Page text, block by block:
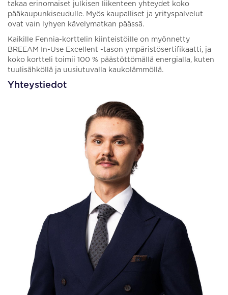
takaa erinomaiset julkisen liikenteen yhteydet koko
pääkaupunkiseudulle. Myös kaupalliset ja yrityspalvelut
ovat vain lyhyen kävelymatkan päässä.
Kaikille Fennia-korttelin kiinteistöille on myönnetty
BREEAM In-Use Excellent -tason ympäristösertifikaatti, ja
koko kortteli toimii 100 % päästöttömällä energialla, kuten
tuulisähköllä ja uusiutuvalla kaukolämmöllä.
Yhteystiedot